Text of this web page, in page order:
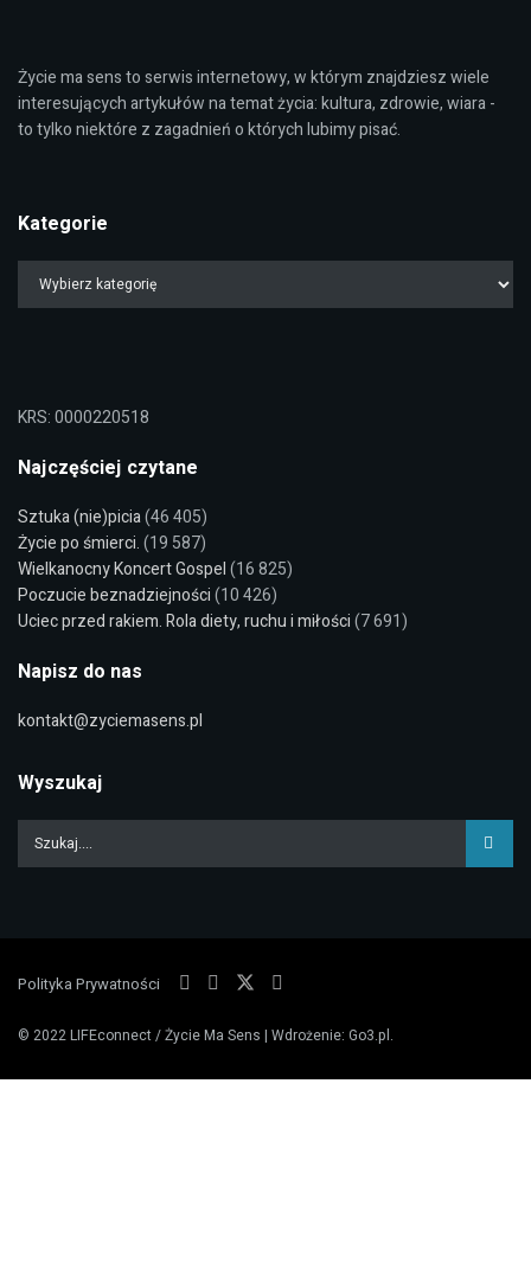
Życie ma sens to serwis internetowy, w którym znajdziesz wiele
interesujących artykułów na temat życia: kultura, zdrowie, wiara -
to tylko niektóre z zagadnień o których lubimy pisać.
Kategorie
KRS: 0000220518
Najczęściej czytane
Sztuka (nie)picia(46 405)
Życie po śmierci.(19 587)
Wielkanocny Koncert Gospel(16 825)
Poczucie beznadziejności(10 426)
Uciec przed rakiem. Rola diety, ruchu i miłości(7 691)
Napisz do nas
kontakt@zyciemasens.pl
Wyszukaj
Polityka Prywatności
© 2022LIFEconnect / Życie Ma Sens | Wdrożenie: Go3.pl.